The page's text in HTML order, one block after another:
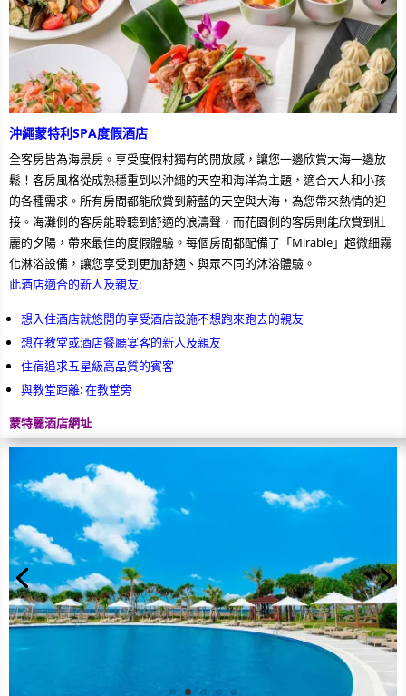
沖繩蒙特利SPA度假酒店
全客房皆為海景房。享受度假村獨有的開放感，讓您一邊欣賞大海一邊放
鬆！客房風格從成熟穩重到以沖繩的天空和海洋為主題，適合大人和小孩
的各種需求。所有房間都能欣賞到蔚藍的天空與大海，為您帶來熱情的迎
接。海灘側的客房能聆聽到舒適的浪濤聲，而花園側的客房則能欣賞到壯
麗的夕陽，帶來最佳的度假體驗。每個房間都配備了「Mirable」超微細霧
化淋浴設備，讓您享受到更加舒適、與眾不同的沐浴體驗。
此酒店適合的新人及親友:
想入住酒店就悠閒的享受酒店設施不想跑來跑去的親友
想在教堂或酒店餐廳宴客的新人及親友
住宿追求五星級高品質的賓客
與教堂距離: 在教堂旁
蒙特麗酒店網址